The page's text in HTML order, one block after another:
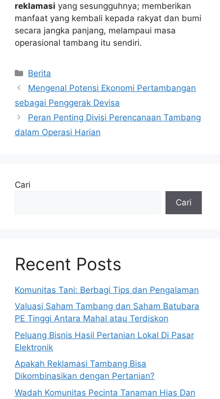
reklamasi yang sesungguhnya; memberikan
manfaat yang kembali kepada rakyat dan bumi
secara jangka panjang, melampaui masa
operasional tambang itu sendiri.
Kategori
Berita
Mengenal Potensi Ekonomi Pertambangan
sebagai Penggerak Devisa
Peran Penting Divisi Perencanaan Tambang
dalam Operasi Harian
Cari
Cari
Recent Posts
Komunitas Tani: Berbagi Tips dan Pengalaman
Valuasi Saham Tambang dan Saham Batubara
PE Tinggi Antara Mahal atau Terdiskon
Peluang Bisnis Hasil Pertanian Lokal Di Pasar
Elektronik
Apakah Reklamasi Tambang Bisa
Dikombinasikan dengan Pertanian?
Wadah Komunitas Pecinta Tanaman Hias Dan